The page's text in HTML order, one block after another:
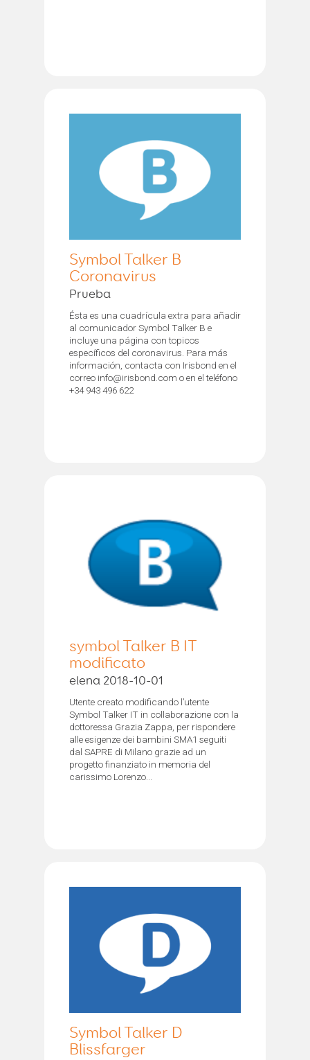
Symbol Talker B
Coronavirus
Prueba
Ésta es una cuadrícula extra para añadir
al comunicador Symbol Talker B e
incluye una página con topicos
específicos del coronavirus. Para más
información, contacta con Irisbond en el
correo info@irisbond.com o en el teléfono
+34 943 496 622
symbol Talker B IT
modificato
elena 2018-10-01
Utente creato modificando l’utente
Symbol Talker IT in collaborazione con la
dottoressa Grazia Zappa, per rispondere
alle esigenze dei bambini SMA1 seguiti
dal SAPRE di Milano grazie ad un
progetto finanziato in memoria del
carissimo Lorenzo...
Symbol Talker D
Blissfarger